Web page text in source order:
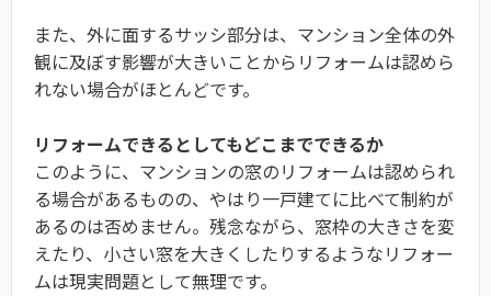
また、外に面するサッシ部分は、マンション全体の外
観に及ぼす影響が大きいことからリフォームは認めら
れない場合がほとんどです。
リフォームできるとしてもどこまでできるか
このように、マンションの窓のリフォームは認められ
る場合があるものの、やはり一戸建てに比べて制約が
あるのは否めません。残念ながら、窓枠の大きさを変
えたり、小さい窓を大きくしたりするようなリフォー
ムは現実問題として無理です。